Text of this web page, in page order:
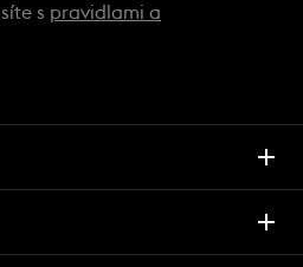
s pravidlami a